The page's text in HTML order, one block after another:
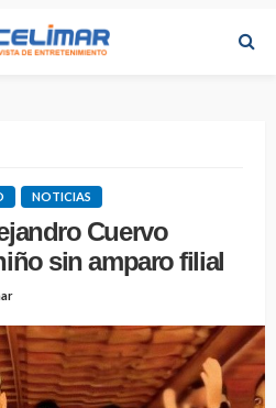
NOTICIAS
Cuervo
sin amparo filial